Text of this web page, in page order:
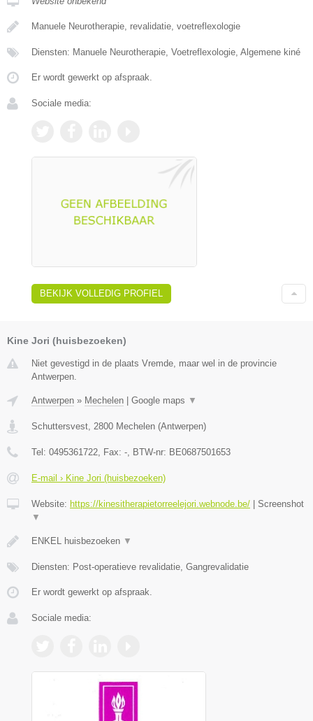
Manuele Neurotherapie, revalidatie, voetreflexologie
Diensten: Manuele Neurotherapie, Voetreflexologie, Algemene kiné
Er wordt gewerkt op afspraak.
Sociale media:
BEKIJK VOLLEDIG PROFIEL
Kine Jori (huisbezoeken)
Niet gevestigd in de plaats Vremde, maar wel in de provincie
Antwerpen.
Antwerpen » Mechelen Google maps ▼
Schuttersvest, 2800 Mechelen (Antwerpen)
Tel: 0495361722, Fax: -, BTW-nr: BE0687501653
E-mail › Kine Jori (huisbezoeken)
Website: https://kinesitherapietorreelejori.webnode.be/
Screenshot
▼
ENKEL huisbezoeken ▼
Diensten: Post-operatieve revalidatie, Gangrevalidatie
Er wordt gewerkt op afspraak.
Sociale media: